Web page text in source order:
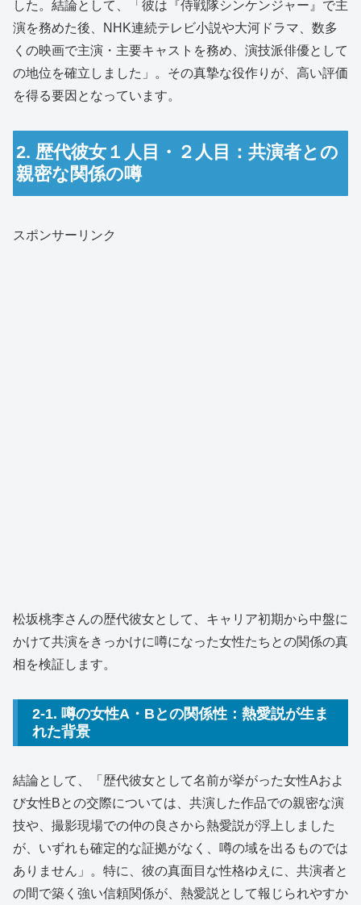
した。結論として、「彼は『侍戦隊シンケンジャー』で主
演を務めた後、NHK連続テレビ小説や大河ドラマ、数多
くの映画で主演・主要キャストを務め、演技派俳優として
の地位を確立しました」。その真摯な役作りが、高い評価
を得る要因となっています。
2. 歴代彼女１人目・２人目：共演者との
親密な関係の噂
スポンサーリンク
松坂桃李さんの歴代彼女として、キャリア初期から中盤に
かけて共演をきっかけに噂になった女性たちとの関係の真
相を検証します。
2-1. 噂の女性A・Bとの関係性：熱愛説が生ま
れた背景
結論として、「歴代彼女として名前が挙がった女性Aおよ
び女性Bとの交際については、共演した作品での親密な演
技や、撮影現場での仲の良さから熱愛説が浮上しました
が、いずれも確定的な証拠がなく、噂の域を出るものでは
ありません」。特に、彼の真面目な性格ゆえに、共演者と
の間で築く強い信頼関係が、熱愛説として報じられやすか